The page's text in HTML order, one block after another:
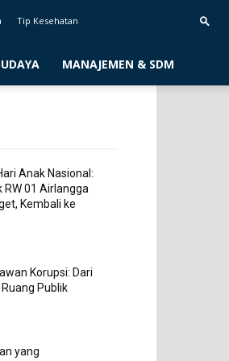
Tip Kesehatan
MANAJEMEN & SDM
Anak Nasional:
RW 01 Airlangga
Kembali ke
Korupsi: Dari
Publik
yang